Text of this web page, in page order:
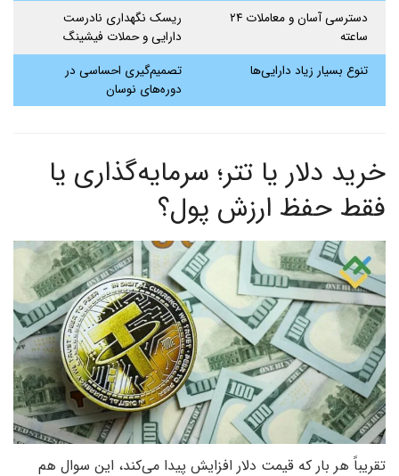
دسترسی آسان و معاملات ۲۴
ساعته
ریسک نگهداری نادرست
دارایی و حملات فیشینگ
تنوع بسیار زیاد دارایی‌ها
تصمیم‌گیری احساسی در
دوره‌های نوسان
خرید دلار یا تتر؛ سرمایه‌گذاری یا
فقط حفظ ارزش پول؟
تقریباً هر بار که قیمت دلار افزایش پیدا می‌کند، این سوال هم